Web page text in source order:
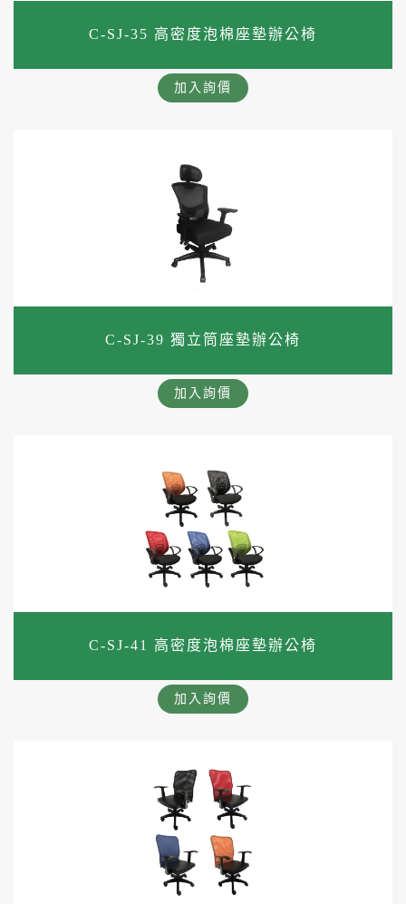
C-SJ-35 高密度泡棉座墊辦公椅
加入詢價
C-SJ-39 獨立筒座墊辦公椅
加入詢價
C-SJ-41 高密度泡棉座墊辦公椅
加入詢價